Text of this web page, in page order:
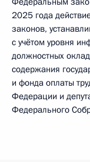
2025 года
законов,
с учётом уровня
должностных
содержания
и фонда оплаты
Федерации и
Федерального